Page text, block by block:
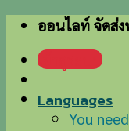
Skip
content
ออนไลท์ จัดส่
เข้าสู่ระบบ
Languages
You